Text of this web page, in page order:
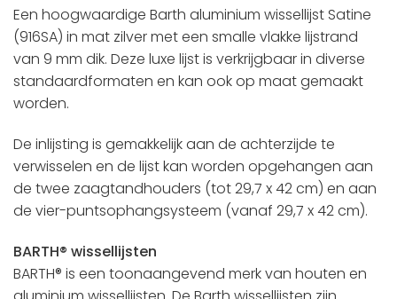
Een hoogwaardige Barth aluminium wissellijst Satine
(916SA) in mat zilver met een smalle vlakke lijstrand
van 9 mm dik. Deze luxe lijst is verkrijgbaar in diverse
standaardformaten en kan ook op maat gemaakt
worden.
De inlijsting is gemakkelijk aan de achterzijde te
verwisselen en de lijst kan worden opgehangen aan
de twee zaagtandhouders (tot 29,7 x 42 cm) en aan
de vier-puntsophangsysteem (vanaf 29,7 x 42 cm).
BARTH® wissellijsten
BARTH® is een toonaangevend merk van houten en